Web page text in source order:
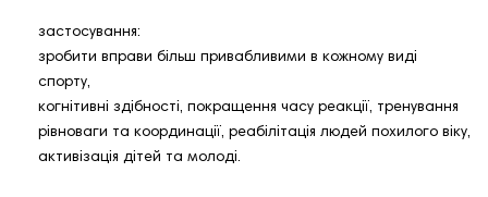
застосування:
зробити вправи більш привабливими в кожному виді
спорту,
когнітивні здібності, покращення часу реакції, тренування
рівноваги та координації, реабілітація людей похилого віку,
активізація дітей та молоді.